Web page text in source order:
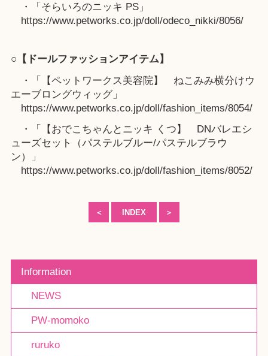
・「そらいろのニッキ PS」
https://www.petworks.co.jp/doll/odeco_nikki/8056/
○【ドールファッションアイテム】
・「【ペットワークス美容院】 ねこみみ横分けウ
エーブロングウィッグ」
https://www.petworks.co.jp/doll/fashion_items/8054/
・「【おでこちゃんとニッキ くつ】 DNバレエシ
ューズセット（パステルブルー/パステルブラウ
ン）」
https://www.petworks.co.jp/doll/fashion_items/8052/
＜ INDEX ＞
Information
NEWS
PW-momoko
ruruko